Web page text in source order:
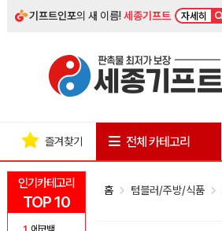
기프트인포의 새 이름!세종기프트 자세히
인기카테고리
TOP 10
즐겨찾기 전체 카테고리
홈 텀블러/주방/식품